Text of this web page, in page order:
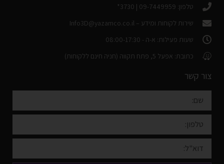
טלפון: 09-7449959 | 3730*
שירות לקוחות ומידע – Info3D@yazamco.co.il
שעות פעילות: א-ה - 08:00-17:30
כתובת: אפעל 5, פתח תקווה (חניה חינם ללקוחות)
צור קשר